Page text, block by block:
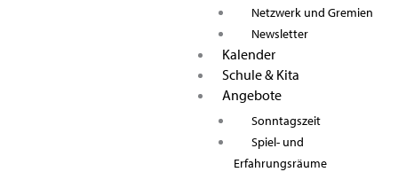
Netzwerk und Gremien
Newsletter
Kalender
Schule & Kita
Angebote
Sonntagszeit
Spiel- und
Erfahrungsräume